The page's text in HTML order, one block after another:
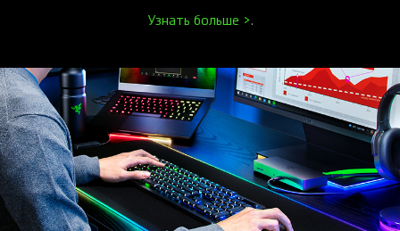
Узнать больше >.